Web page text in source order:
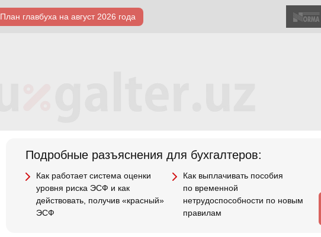
План главбуха на август 2026 года
Подробные разъяснения для бухгалтеров:
Как работает система оценки
уровня риска ЭСФ и как
действовать, получив «красный»
ЭСФ
Как выплачивать пособия
по временной
нетрудоспособности по новым
правилам